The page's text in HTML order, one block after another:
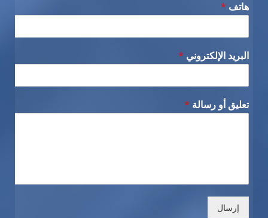
هاتف *
البريد الإلكتروني *
تعليق أو رسالة *
إرسال